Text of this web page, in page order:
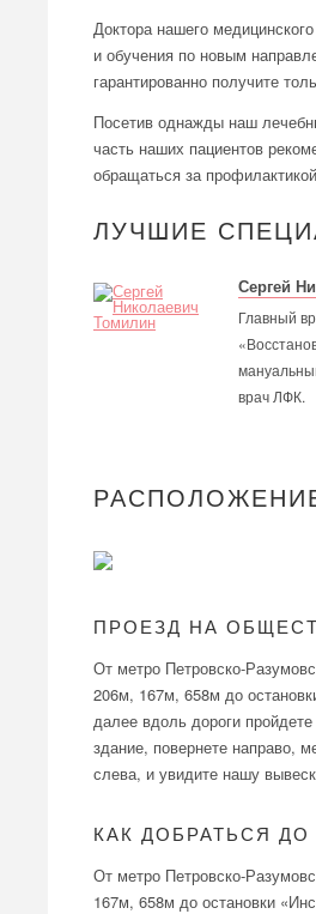
Доктора нашего
и обучения по новым
гарантированно получите
Посетив однажды наш
часть наших пациентов
обращаться за
ЛУЧШИЕ
Сергей
Главный
врач ЛФК.
ПРОЕЗД НА
От метро Петровско-
206м, 167м, 658м до
далее вдоль дороги
здание, повернете направо,
слева, и увидите нашу
КАК ДОБРАТЬСЯ
От метро Петровско-
167м, 658м до остановки